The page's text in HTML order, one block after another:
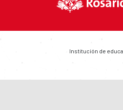
Institución de